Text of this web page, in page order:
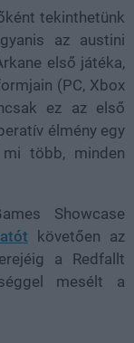
tekinthetünk
az austini
első játéka,
(PC, Xbox
ez az első
élmény egy
több, minden
Showcase
követően az
a Redfallt
mesélt a